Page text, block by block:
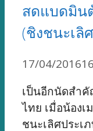
สดแบดมิน
(ชิงชนะเลิ
17/04/2016
เป็นอีกนัดสำ
ไทย เมื่อน้อง
ชนะเลิศประเ